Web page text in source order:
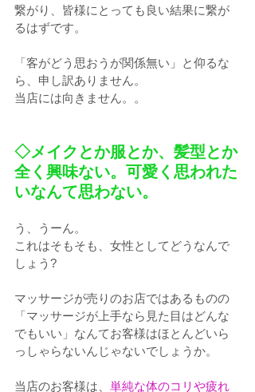
繋がり、皆様にとっても良い結果に繋が
るはずです。
「客がどう思おうが関係無い」と仰るな
ら、申し訳ありません。
当店には向きません。。
◇メイクとか服とか、髪型とか
全く興味ない。可愛く思われた
いなんて思わない。
う、うーん。
これはそもそも、女性としてどうなんで
しょう?
マッサージが売りのお店ではあるものの
「マッサージが上手なら見た目はどんな
でもいい」なんてお客様はほとんどいら
っしゃらないんじゃないでしょうか。
当店のお客様は、 単純な体のコリや疲れ